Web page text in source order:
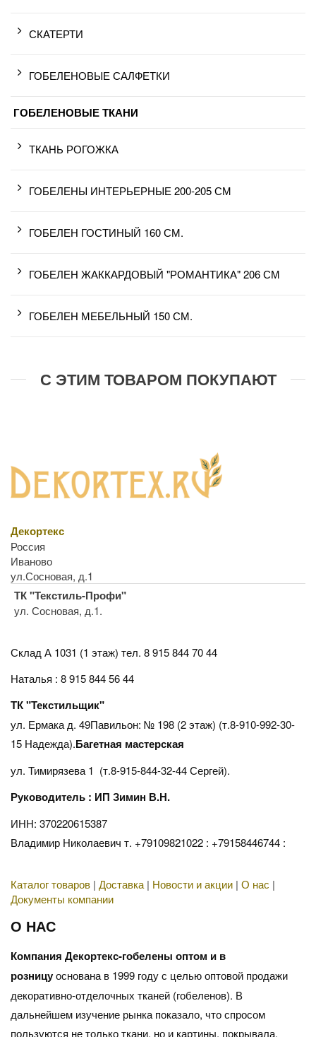
СКАТЕРТИ
ГОБЕЛЕНОВЫЕ САЛФЕТКИ
ГОБЕЛЕНОВЫЕ ТКАНИ
ТКАНЬ РОГОЖКА
ГОБЕЛЕНЫ ИНТЕРЬЕРНЫЕ 200-205 СМ
ГОБЕЛЕН ГОСТИНЫЙ 160 СМ.
ГОБЕЛЕН ЖАККАРДОВЫЙ "РОМАНТИКА" 206 СМ
ГОБЕЛЕН МЕБЕЛЬНЫЙ 150 СМ.
С ЭТИМ ТОВАРОМ ПОКУПАЮТ
Декортекс
Россия
Иваново
ул.Сосновая, д.1
ТК "Текстиль-Профи"
ул. Сосновая, д.1.
Склад А 1031 (1 этаж) тел. 8 915 844 70 44
Наталья : 8 915 844 56 44
ТК "Текстильщик"
ул. Ермака д. 49Павильон: № 198 (2 этаж) (т.8-910-992-30-
15 Надежда).Багетная мастерская
ул. Тимирязева 1 (т.8-915-844-32-44 Сергей).
Руководитель : ИП Зимин В.Н.
ИНН: 370220615387
Владимир Николаевич т. +79109821022 : +79158446744 :
Каталог товаров | Доставка | Новости и акции | О нас |
Документы компании
О НАС
Компания Декортекс-гобелены оптом и в
розницуоснована в 1999 году с целью оптовой продажи
декоративно-отделочных тканей (гобеленов). В
дальнейшем изучение рынка показало, что спросом
пользуются не только ткани, но и картины, покрывала,